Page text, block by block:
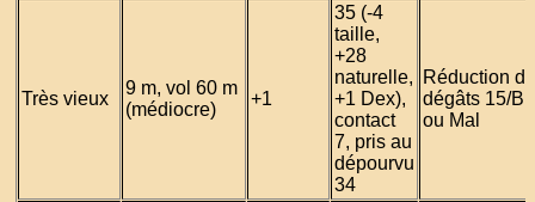
Très vieux
9 m, vol 60 m
(médiocre)
+1
35 (-4
taille,
+28
naturelle,
+1 Dex),
contact
7, pris au
dépourvu
34
Réduction
dégâts 15/
ou Mal